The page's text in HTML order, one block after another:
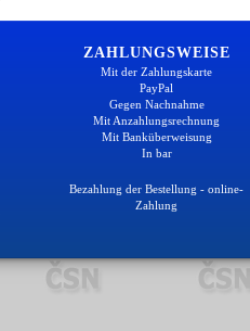
ZAHLUNGSWEISE
Mit der Zahlungskarte
PayPal
Gegen Nachnahme
Mit Anzahlungsrechnung
Mit Banküberweisung
In bar
Bezahlung der Bestellung - online-
Zahlung